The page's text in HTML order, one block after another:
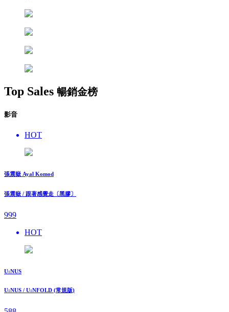
Top Sales 暢銷金榜
影音
HOT
張震嶽 Ayal Komod
張震嶽 / 跟著感覺走〔黑膠〕
999
HOT
U:NUS
U:NUS / U:NFOLD (常規版)